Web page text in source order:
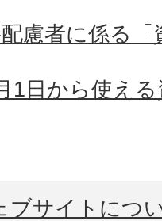
慮者に係る
1日から使え
ブサイトにつ